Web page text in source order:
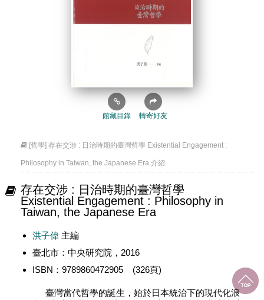
館藏目錄 轉寄好友
[哲學] 存在交涉 : 日治時期的臺灣哲學 Existential Engagement :
Philosophy in Taiwan, the Japanese Era 介紹
存在交涉 : 日治時期的臺灣哲學
Existential Engagement : Philosophy in
Taiwan, the Japanese Era
洪子偉主編
臺北市：中央研究院，2016
ISBN：9789860472905 (326頁)
臺灣當代哲學的誕生，始於日本統治下的現代化浪